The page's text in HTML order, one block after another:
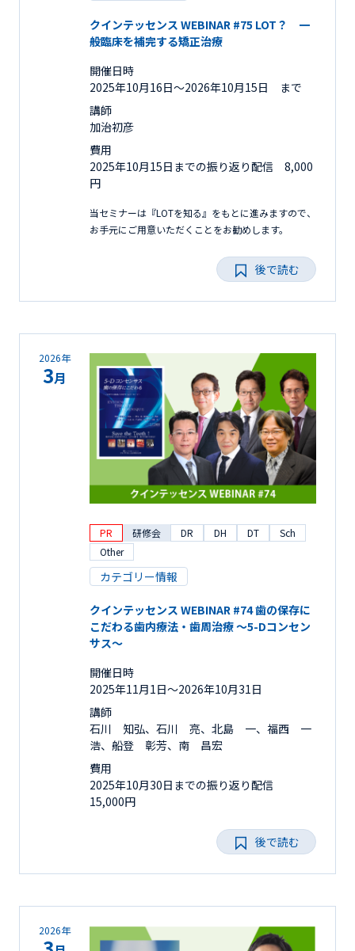
クインテッセンス WEBINAR #75 LOT？ 一
般臨床を補完する矯正治療
開催日時
2025年10月16日〜2026年10月15日 まで
講師
加治初彦
費用
2025年10月15日までの振り返り配信 8,000
円
当セミナーは『LOTを知る』をもとに進みますので、
お手元にご用意いただくことをお勧めします。
後で読む
2026年
3月
PR 研修会 DR DH DT
Sch
Other
カテゴリー情報
クインテッセンス WEBINAR #74 歯の保存に
こだわる歯内療法・歯周治療 ～5-Dコンセン
サス～
開催日時
2025年11月1日〜2026年10月31日
講師
石川 知弘、石川 亮、北島 一、福西 一
浩、船登 彰芳、南 昌宏
費用
2025年10月30日までの振り返り配信
15,000円
後で読む
2026年